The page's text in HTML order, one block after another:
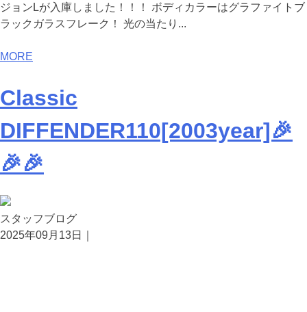
ジョンLが入庫しました！！！ ボディカラーはグラファイトブ
ラックガラスフレーク！ 光の当たり...
MORE
Classic
DIFFENDER110[2003year]🎉
🎉🎉
スタッフブログ
2025年09月13日｜